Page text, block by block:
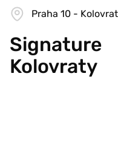
Praha 10 -
Signature
Kolovraty